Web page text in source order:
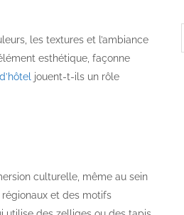
les textures et l’ambiance
esthétique, façonne
jouent-t-ils un rôle
culturelle, même au sein
régionaux et des motifs